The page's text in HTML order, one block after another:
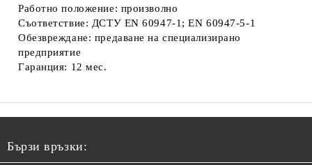
Работно положение: произволно
Съответствие: ДСТУ EN 60947-1; EN 60947-5-1
Обезвреждане: предаване на специализирано
предприятие
Гаранция: 12 мес.
Бързи връзки: